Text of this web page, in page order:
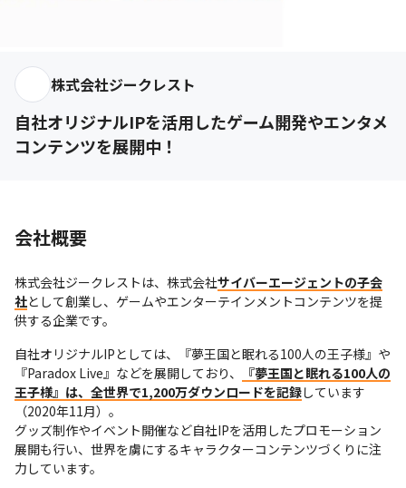
株式会社ジークレスト
自社オリジナルIPを活用したゲーム開発やエンタメ
コンテンツを展開中！
会社概要
株式会社ジークレストは、株式会社サイバーエージェントの子会
社として創業し、ゲームやエンターテインメントコンテンツを提
供する企業です。
自社オリジナルIPとしては、『夢王国と眠れる100人の王子様』や
『Paradox Live』などを展開しており、
『夢王国と眠れる100人の
王子様』は、全世界で1,200万ダウンロードを記録しています
（2020年11月）。
グッズ制作やイベント開催など自社IPを活用したプロモーション
展開も行い、世界を虜にするキャラクターコンテンツづくりに注
力しています。